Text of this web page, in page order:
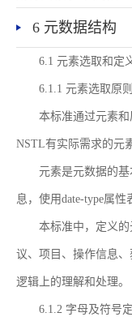
6 元数据结构
6.1 元素选取和定
6.1.1 元素选取原
本标准通过元素
NSTL有实际需求的元
元素是元数据的
息，使用date-type属
本标准中，定义
议、项目、操作信息
逻辑上的理解和处理。
6.1.2 字母及符号